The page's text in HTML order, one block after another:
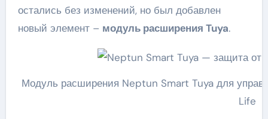
остались без изменений, но был добавлен
новый элемент – модуль расширения Tuya.
Модуль расширения Neptun Smart Tuya для
Life